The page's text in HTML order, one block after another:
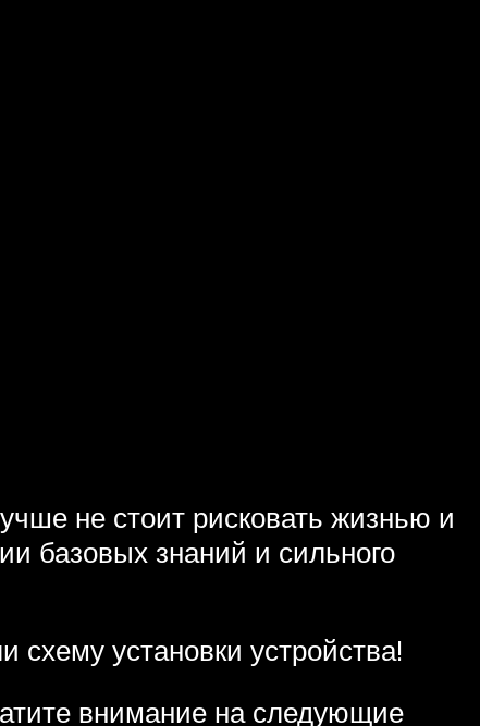
не стоит рисковать жизнью и
базовых знаний и сильного
установки устройства!
внимание на следующие